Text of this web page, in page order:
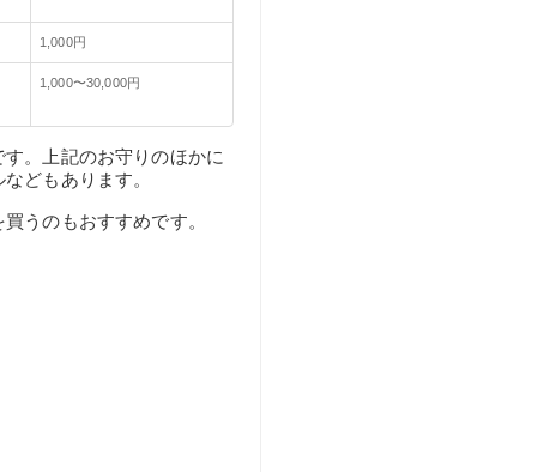
1,000円
1,000〜30,000円
。上記のお守りのほかに
どもあります。
うのもおすすめです。